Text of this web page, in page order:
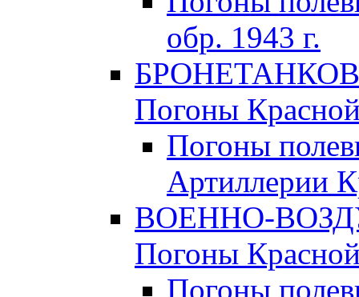
обр. 1943 г.
Погоны
Погоны
Артиллерии
ВОЕННО-
Погоны
Погоны